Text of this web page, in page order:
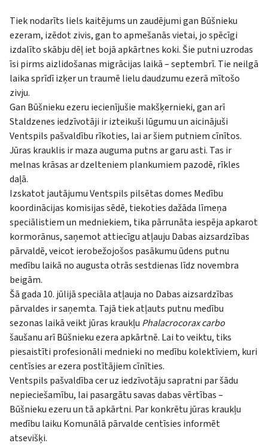
Tiek nodarīts liels kaitējums un zaudējumi gan Būšnieku
ezeram, izēdot zivis, gan to apmešanās vietai, jo spēcīgi
izdalīto skābju dēļ iet bojā apkārtnes koki. Šie putni uzrodas
īsi pirms aizlidošanas migrācijas laikā – septembrī. Tie neilgā
laika sprīdī izķer un traumē lielu daudzumu ezerā mītošo
zivju.
Gan Būšnieku ezeru iecienījušie makšķernieki, gan arī
Staldzenes iedzīvotāji ir izteikuši lūgumu un aicinājuši
Ventspils pašvaldību rīkoties, lai ar šiem putniem cīnītos.
Jūras krauklis ir maza auguma putns ar garu asti. Tas ir
melnas krāsas ar dzelteniem plankumiem pazodē, rīkles
daļā.
Izskatot jautājumu Ventspils pilsētas domes Medību
koordinācijas komisijas sēdē, tiekoties dažāda līmeņa
speciālistiem un medniekiem, tika pārrunāta iespēja apkarot
kormorānus, saņemot attiecīgu atļauju Dabas aizsardzības
pārvaldē, veicot ierobežojošos pasākumu ūdens putnu
medību laikā no augusta otrās sestdienas līdz novembra
beigām.
Šā gada 10. jūlijā speciāla atļauja no Dabas aizsardzības
pārvaldes ir saņemta. Tajā tiek atļauts putnu medību
sezonas laikā veikt jūras kraukļu Phalacrocorax carbo
šaušanu arī Būšnieku ezera apkārtnē. Lai to veiktu, tiks
piesaistīti profesionāli mednieki no medību kolektīviem, kuri
centīsies ar ezera postītājiem cīnīties.
Ventspils pašvaldība cer uz iedzīvotāju sapratni par šādu
nepieciešamību, lai pasargātu savas dabas vērtības –
Būšnieku ezeru un tā apkārtni. Par konkrētu jūras kraukļu
medību laiku Komunālā pārvalde centīsies informēt
atsevišķi.